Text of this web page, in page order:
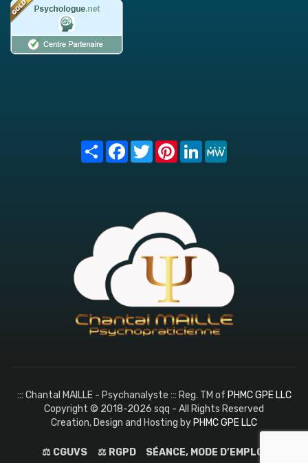
Share FacebookTwitterPinterest
LinkedIn
::: Chantal MAILLE - Psychanalyste ::: Reg. TM of PHMC GPE LLC
Copyright © 2018-2026 sqq - All Rights Reserved
Creation, Design and Hosting byPHMC GPE LLC
⚖️ CGUVS ⚖️ RGPD SÉANCE, MODE D’EMPLOI